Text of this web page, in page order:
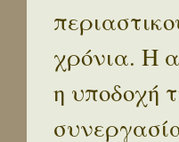
χρόνια. Η
η υποδοχή